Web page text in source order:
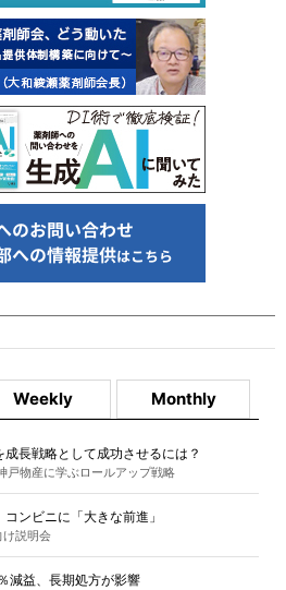
Weekly Monthly
長戦略として成功させるには？
戸物産に学ぶロールアップ戦略
ンビニに「大きな前進」
け説明会
減益、長期処方が影響